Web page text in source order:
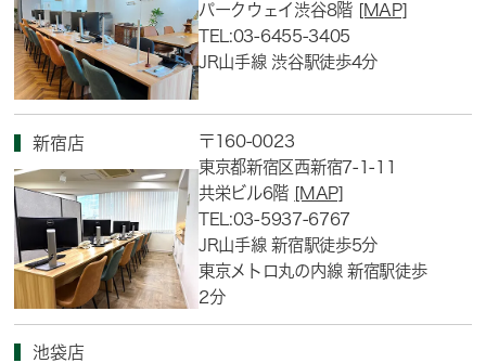
パークウェイ渋谷8階 [MAP]
TEL:03-6455-3405
JR山手線 渋谷駅徒歩4分
新宿店
〒160-0023
東京都新宿区西新宿7-1-11
共栄ビル6階 [MAP]
TEL:03-5937-6767
JR山手線 新宿駅徒歩5分
東京メトロ丸の内線 新宿駅徒歩
2分
池袋店